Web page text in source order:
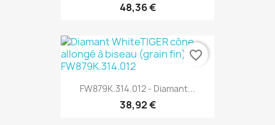
48,36 €
FW879K.314.012 - Diamant...
38,92 €
favorite_border